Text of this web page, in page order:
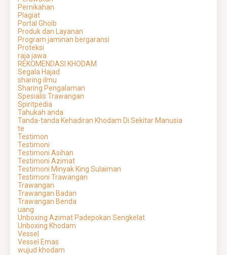
Pernikahan
Plagiat
Portal Ghoib
Produk dan Layanan
Program jaminan bergaransi
Proteksi
raja jawa
REKOMENDASI KHODAM
Segala Hajad
sharing ilmu
Sharing Pengalaman
Spesialis Trawangan
Spiritpedia
Tahukah anda
Tanda-tanda Kehadiran Khodam Di Sekitar Manusia
te
Testimon
Testimoni
Testimoni Asihan
Testimoni Azimat
Testimoni Minyak King Sulaiman
Testimoni Trawangan
Trawangan
Trawangan Badan
Trawangan Benda
uang
Unboxing Azimat Padepokan Sengkelat
Unboxing Khodam
Vessel
Vessel Emas
wujud khodam